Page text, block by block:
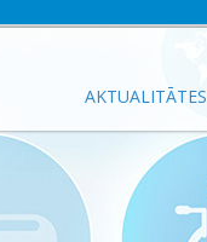
AKTUALITĀTES